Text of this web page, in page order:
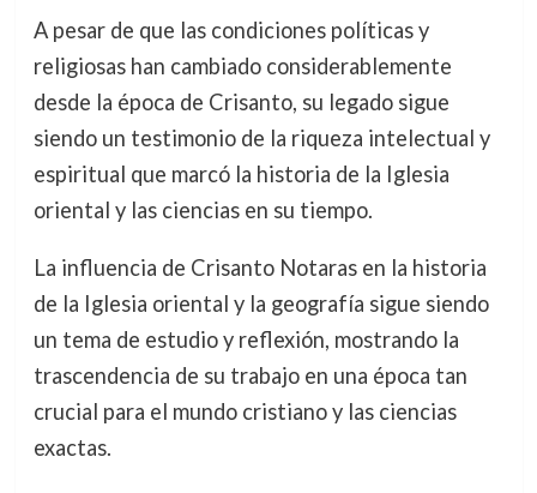
A pesar de que las condiciones políticas y
religiosas han cambiado considerablemente
desde la época de Crisanto, su legado sigue
siendo un testimonio de la riqueza intelectual y
espiritual que marcó la historia de la Iglesia
oriental y las ciencias en su tiempo.
La influencia de Crisanto Notaras en la historia
de la Iglesia oriental y la geografía sigue siendo
un tema de estudio y reflexión, mostrando la
trascendencia de su trabajo en una época tan
crucial para el mundo cristiano y las ciencias
exactas.